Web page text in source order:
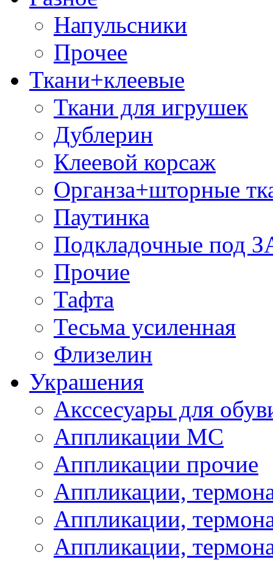
Напульсники
Прочее
Ткани+клеевые
Ткани для игрушек
Дублерин
Клеевой корсаж
Органза+шторные
Паутинка
Подкладочные под
Прочие
Тафта
Тесьма усиленная
Флизелин
Украшения
Акссесуары для
Аппликации МС
Аппликации прочие
Аппликации,
Аппликации,
Аппликации,